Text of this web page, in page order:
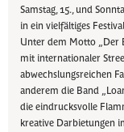
Samstag, 15., und
in ein vielfältiges
Unter dem Motto „Der
mit internationaler
abwechslungsreichen
anderem die Band
die eindrucksvolle
kreative Darbietungen